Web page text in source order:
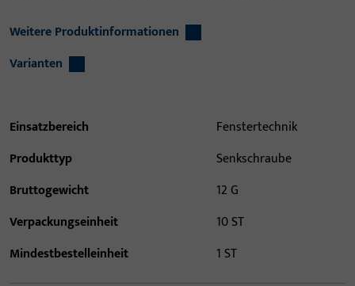
Weitere Produktinformationen
Varianten
Einsatzbereich
Fenstertechnik
Produkttyp
Senkschraube
Bruttogewicht
12 G
Verpackungseinheit
10 ST
Mindestbestelleinheit
1 ST